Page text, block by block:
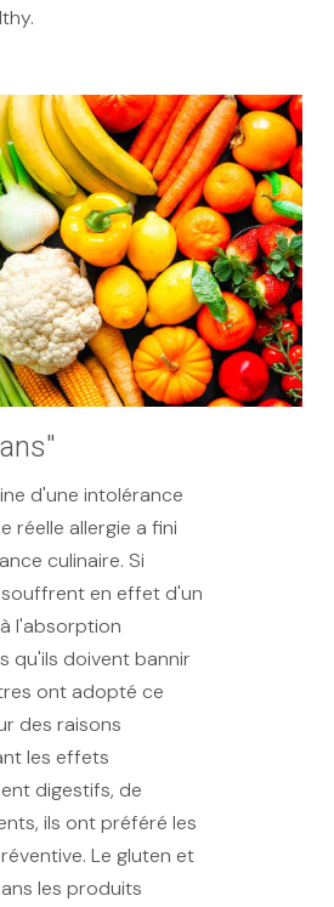
d'une intolérance
réelle allergie a fini
culinaire. Si
en effet d'un
l'absorption
qu'ils doivent bannir
ont adopté ce
des raisons
les effets
digestifs, de
ils ont préféré les
Le gluten et
les produits